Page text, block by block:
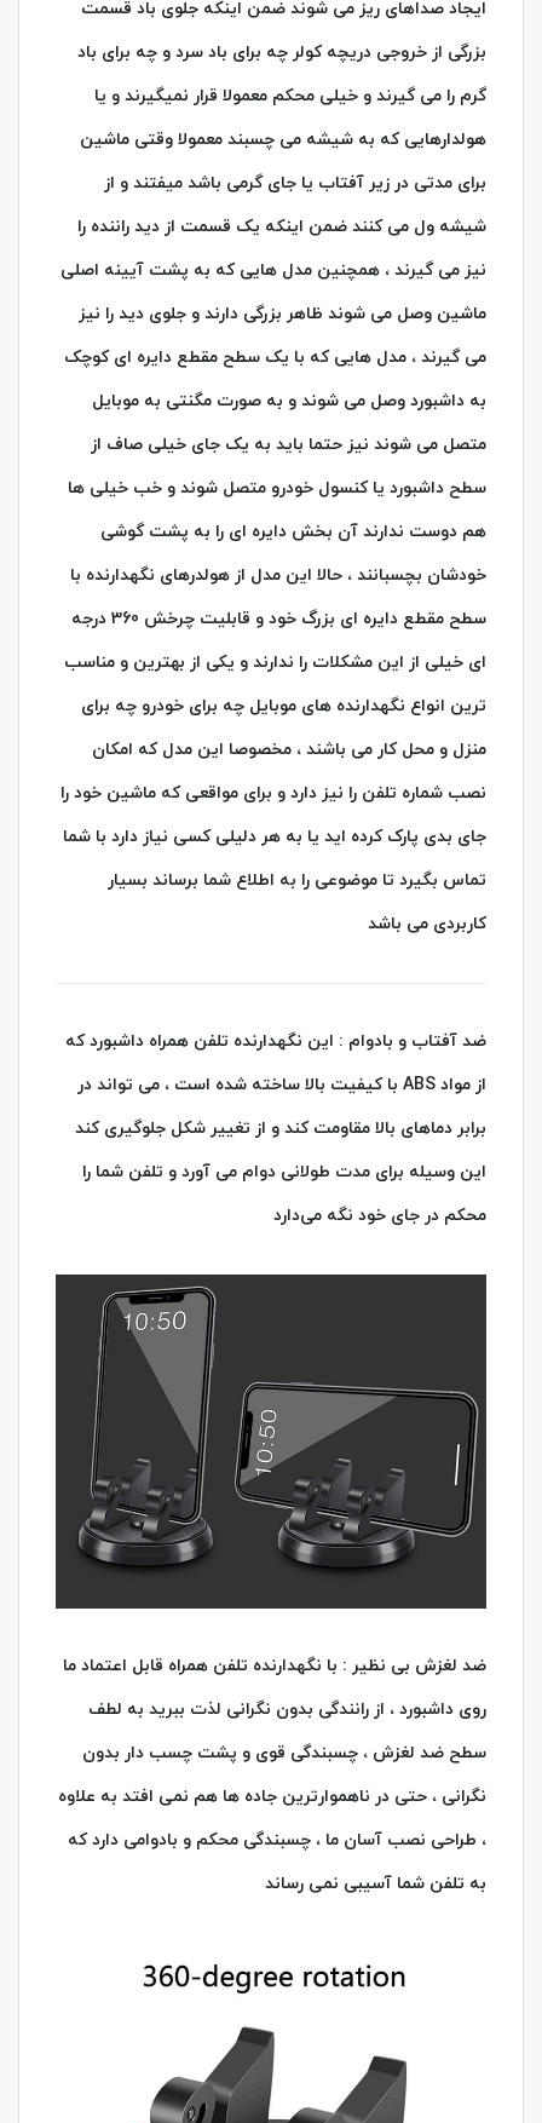
ایجاد صداهای ریز می شوند ضمن اینکه جلوی باد قسمت
بزرگی از خروجی دریچه کولر چه برای باد سرد و چه برای باد
گرم را می گیرند و خیلی محکم معمولا قرار نمیگیرند و یا
هولدارهایی که به شیشه می چسبند معمولا وقتی ماشین
برای مدتی در زیر آفتاب یا جای گرمی باشد میفتند و از
شیشه ول می کنند ضمن اینکه یک قسمت از دید راننده را
نیز می گیرند ، همچنین مدل هایی که به پشت آیینه اصلی
ماشین وصل می شوند ظاهر بزرگی دارند و جلوی دید را نیز
می گیرند ، مدل هایی که با یک سطح مقطع دایره ای کوچک
به داشبورد وصل می شوند و به صورت مگنتی به موبایل
متصل می شوند نیز حتما باید به یک جای خیلی صاف از
سطح داشبورد یا کنسول خودرو متصل شوند و خب خیلی ها
هم دوست ندارند آن بخش دایره ای را به پشت گوشی
خودشان بچسبانند ، حالا این مدل از هولدرهای نگهدارنده با
سطح مقطع دایره ای بزرگ خود و قابلیت چرخش 360 درجه
ای خیلی از این مشکلات را ندارند و یکی از بهترین و مناسب
ترین انواع نگهدارنده های موبایل چه برای خودرو چه برای
منزل و محل کار می باشند ، مخصوصا این مدل که امکان
نصب شماره تلفن را نیز دارد و برای مواقعی که ماشین خود را
جای بدی پارک کرده اید یا به هر دلیلی کسی نیاز دارد با شما
تماس بگیرد تا موضوعی را به اطلاع شما برساند بسیار
کاربردی می باشد
ضد آفتاب و بادوام : این نگهدارنده تلفن همراه داشبورد که
از مواد ABS با کیفیت بالا ساخته شده است ، می‌ تواند در
برابر دماهای بالا مقاومت کند و از تغییر شکل جلوگیری کند
این وسیله برای مدت طولانی دوام می‌ آورد و تلفن شما را
محکم در جای خود نگه می‌دارد
ضد لغزش بی‌ نظیر : با نگهدارنده تلفن همراه قابل اعتماد ما
روی داشبورد ، از رانندگی بدون نگرانی لذت ببرید به لطف
سطح ضد لغزش ، چسبندگی قوی و پشت چسب‌ دار بدون
نگرانی ، حتی در ناهموارترین جاده‌ ها هم نمی‌ افتد به علاوه
، طراحی نصب آسان ما ، چسبندگی محکم و بادوامی دارد که
به تلفن شما آسیبی نمی‌ رساند